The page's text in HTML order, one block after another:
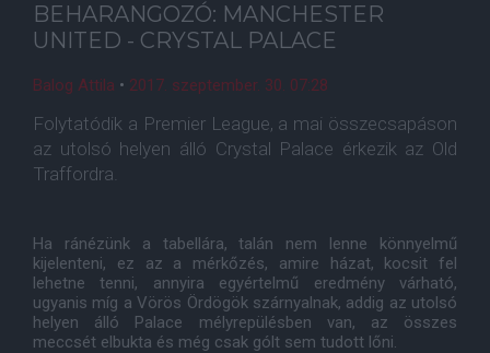
BEHARANGOZÓ: MANCHESTER
UNITED - CRYSTAL PALACE
Balog Attila • 2017. szeptember. 30. 07:28
Folytatódik a Premier League, a mai összecsapáson
az utolsó helyen álló Crystal Palace érkezik az Old
Traffordra.
Ha ránézünk a tabellára, talán nem lenne könnyelmű
kijelenteni, ez az a mérkőzés, amire házat, kocsit fel
lehetne tenni, annyira egyértelmű eredmény várható,
ugyanis míg a Vörös Ördögök szárnyalnak, addig az utolsó
helyen álló Palace mélyrepülésben van, az összes
meccsét elbukta és még csak gólt sem tudott lőni.